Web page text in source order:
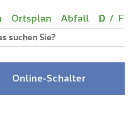
Ortsplan Abfall D / F
Online-Schalter